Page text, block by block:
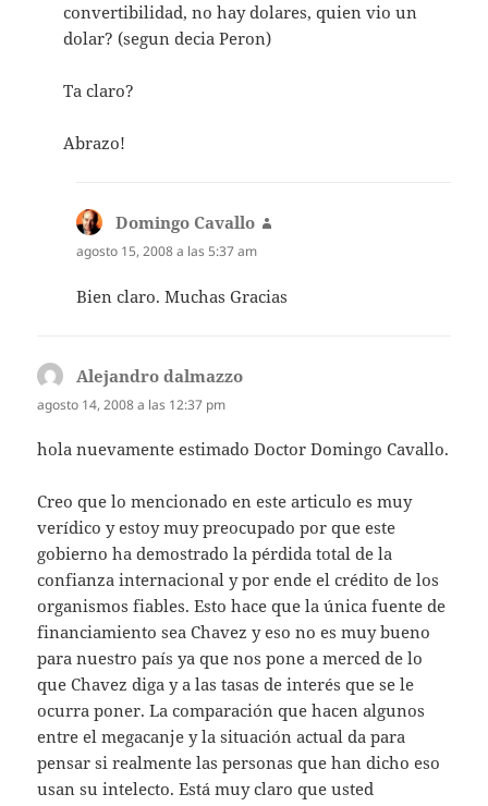
convertibilidad, no hay dolares, quien vio un
dolar? (segun decia Peron)
Ta claro?
Abrazo!
Domingo Cavallo
agosto 15, 2008 a las 5:37 am
Bien claro. Muchas Gracias
Alejandro dalmazzo
agosto 14, 2008 a las 12:37 pm
hola nuevamente estimado Doctor Domingo Cavallo.
Creo que lo mencionado en este articulo es muy
verídico y estoy muy preocupado por que este
gobierno ha demostrado la pérdida total de la
confianza internacional y por ende el crédito de los
organismos fiables. Esto hace que la única fuente de
financiamiento sea Chavez y eso no es muy bueno
para nuestro país ya que nos pone a merced de lo
que Chavez diga y a las tasas de interés que se le
ocurra poner. La comparación que hacen algunos
entre el megacanje y la situación actual da para
pensar si realmente las personas que han dicho eso
usan su intelecto. Está muy claro que usted